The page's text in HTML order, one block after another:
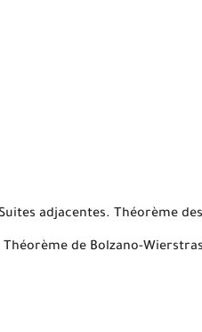
adjacentes. Théorème
de Bolzano-